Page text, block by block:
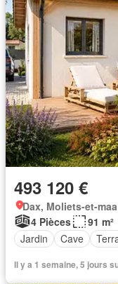
493 120 €
Dax, Moliets-et-maa
4 Pièces
91 m²
Jardin
Cave
Il y a 1 semaine, 5 jours